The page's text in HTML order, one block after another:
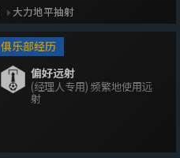
大力地平抽射
俱乐部经历
偏好远射
(经理人专用) 频繁地使用远
射